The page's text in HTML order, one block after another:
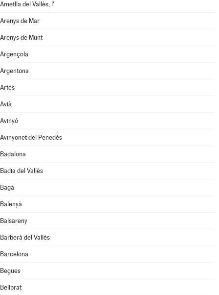
Ametlla del Vallès, l'
Arenys de Mar
Arenys de Munt
Argençola
Argentona
Artés
Avià
Avinyó
Avinyonet del Penedès
Badalona
Badia del Vallès
Bagà
Balenyà
Balsareny
Barberà del Vallès
Barcelona
Begues
Bellprat